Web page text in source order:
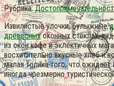
Рубрика:
Извилистые улочки, булыжные
древесныхоконных стеклах,
из окон кафе и эклектичных
восхитительно вкусные хлеб и
малая толика того, что
иногда чрезмерно